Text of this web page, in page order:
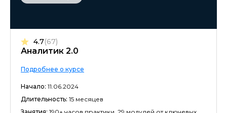
Аналитик 2.0
4.7(67)
Подробнее о курсе
Начало: 11.06.2024
Длительность: 15 месяцев